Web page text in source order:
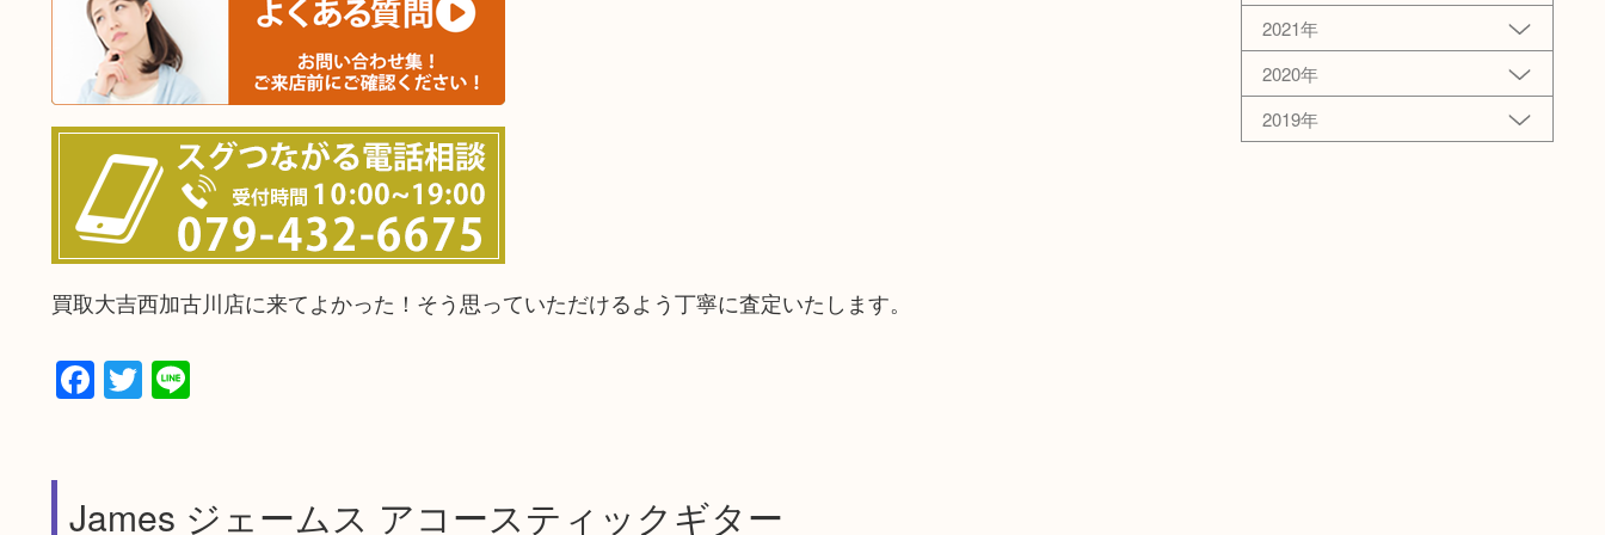
買取大吉西加古川店に来てよかった！そう思っていただけるよう丁寧に査定いたします。
Facebook
Twitter
Line
James ジェームス アコースティックギター
2021年
2020年
2019年